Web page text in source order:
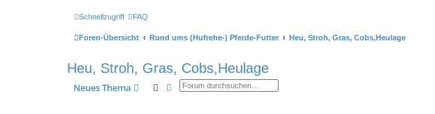
Schnellzugriff FAQ
Foren-Übersicht Rund ums (Hufrehe-) Pferde-Futter Heu, Stroh, Gras, Cobs,Heulage
Heu, Stroh, Gras, Cobs,Heulage
Neues Thema SucheErweiterte Suche